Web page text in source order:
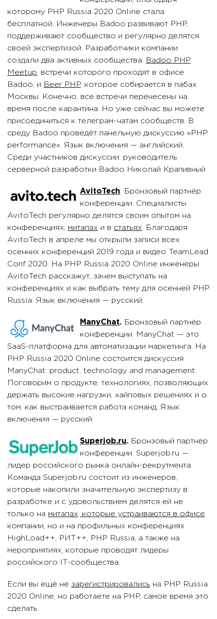
которому PHP Russia 2020 Online стала
бесплатной. Инженеры Badoo развивают PHP,
поддерживают сообщество и регулярно делятся
своей экспертизой. Разработчики компании
создали два активных сообщества: Badoo PHP
Meetup, встречи которого проходят в офисе
Badoo, и Beer PHP, которое собирается в пабах
Москвы. Конечно, все встречи перенесены на
время после карантина. Но уже сейчас вы можете
присоединиться к телеграм-чатам сообществ. В
среду Badoo проведёт панельную дискуссию «PHP
performance». Язык включения — английский.
Среди участников дискуссии: руководитель
серверной разработки Badoo Николай Крапивный.
AvitoTech. Бронзовый партнёр
конференции. Специалисты
AvitoTech регулярно делятся своим опытом на
конференциях, митапах и в статьях. Благодаря
AvitoTech в апреле мы открыли записи всех
осенних конференций 2019 года и видео TeamLead
Conf 2020. На PHP Russia 2020 Online инженеры
AvitoTech расскажут, зачем выступать на
конференциях и как выбрать тему для осенней PHP
Russia. Язык включения — русский.
ManyChat. Бронзовый партнёр
конференции. ManyChat — это
SaaS-платформа для автоматизации маркетинга. На
PHP Russia 2020 Online состоится дискуссия
ManyChat: product, technology and management.
Поговорим о продукте, технологиях, позволяющих
держать высокие нагрузки, хайповых решениях и о
том, как выстраивается работа команд. Язык
включения — русский.
Superjob.ru. Бронзовый партнёр
конференции. Superjob.ru —
лидер российского рынка онлайн-рекрутмента.
Команда Superjob.ru состоит из инженеров,
которые накопили значительную экспертизу в
разработке и с удовольствием делятся ей не
только на митапах, которые устраиваются в офисе
компании, но и на профильных конференциях
HighLoad++, РИТ++, PHP Russia, а также на
мероприятиях, которые проводят лидеры
российского IT-сообщества.
Если вы ещё не зарегистрировались на PHP Russia
2020 Online, но работаете на PHP, самое время это
сделать.